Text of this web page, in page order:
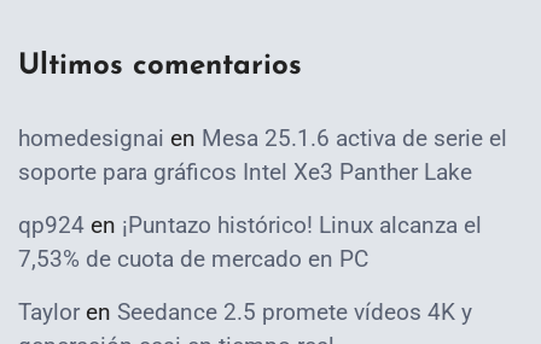
Ultimos comentarios
homedesignai en Mesa 25.1.6 activa de serie el
soporte para gráficos Intel Xe3 Panther Lake
qp924 en ¡Puntazo histórico! Linux alcanza el
7,53% de cuota de mercado en PC
Taylor en Seedance 2.5 promete vídeos 4K y